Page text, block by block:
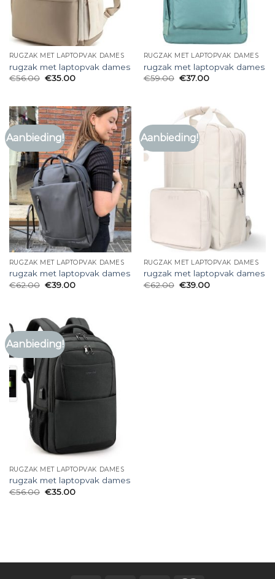
RUGZAK MET LAPTOPVAK DAMES
rugzak met laptopvak dames
€56.00 €35.00
RUGZAK MET LAPTOPVAK DAMES
rugzak met laptopvak dames
€59.00 €37.00
Aanbieding!
RUGZAK MET LAPTOPVAK DAMES
rugzak met laptopvak dames
€62.00 €39.00
Aanbieding!
RUGZAK MET LAPTOPVAK DAMES
rugzak met laptopvak dames
€62.00 €39.00
Aanbieding!
RUGZAK MET LAPTOPVAK DAMES
rugzak met laptopvak dames
€56.00 €35.00